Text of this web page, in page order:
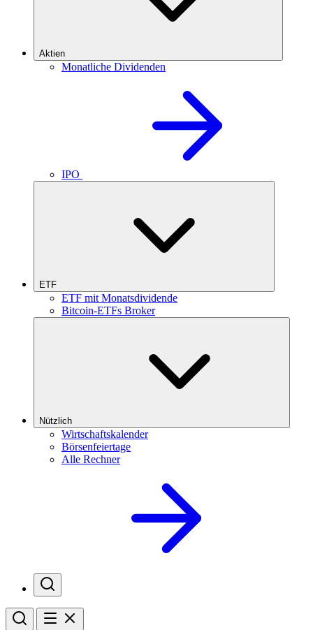
Aktien
Monatliche Dividenden
IPO
ETF
ETF mit Monatsdividende
Bitcoin-ETFs Broker
Nützlich
Wirtschaftskalender
Börsenfeiertage
Alle Rechner